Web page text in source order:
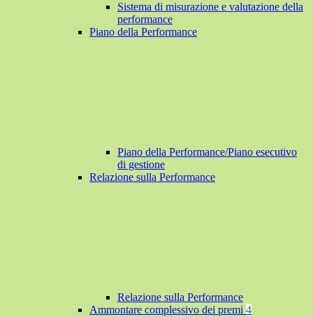
Sistema di misurazione e valutazione della
performance
Piano della Performance
Piano della Performance/Piano esecutivo
di gestione
Relazione sulla Performance
Relazione sulla Performance
Ammontare complessivo dei premi 4